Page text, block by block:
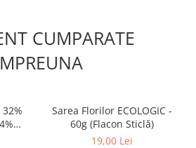
CUMPARATE
Sarea Florilor ECOLOGIC -
60g (Flacon Sticlă)
19,00 Lei